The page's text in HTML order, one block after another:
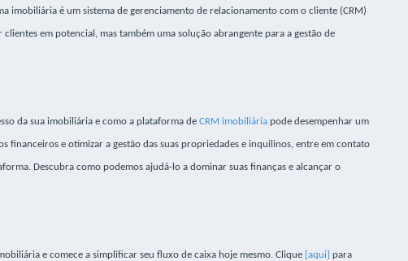
imobiliária é um sistema de gerenciamento de relacionamento com o cliente (CRM)
em potencial, mas também uma solução abrangente para a gestão de
da sua imobiliária e como a plataforma de CRM imobiliária pode desempenhar um
financeiros e otimizar a gestão das suas propriedades e inquilinos, entre em contato
Descubra como podemos ajudá-lo a dominar suas finanças e alcançar o
e comece a simplificar seu fluxo de caixa hoje mesmo. Clique [aqui] para